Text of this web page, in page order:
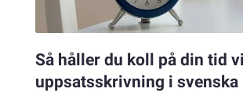
Så håller du koll på din tid
uppsatsskrivning i svenska